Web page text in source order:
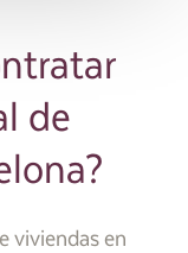
de
viviendas en